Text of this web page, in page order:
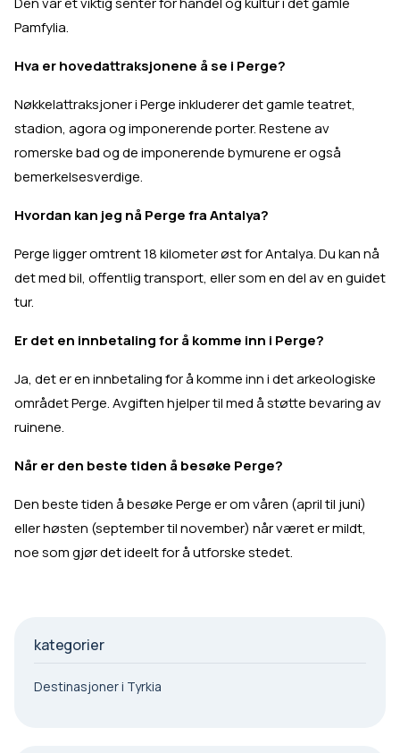
Pamfylia.
Hva er hovedattraksjonene å se i Perge?
Nøkkelattraksjoner i Perge inkluderer det gamle teatret,
stadion, agora og imponerende porter. Restene av
romerske bad og de imponerende bymurene er også
bemerkelsesverdige.
Hvordan kan jeg nå Perge fra Antalya?
Perge ligger omtrent 18 kilometer øst for Antalya. Du kan nå
det med bil, offentlig transport, eller som en del av en guidet
tur.
Er det en innbetaling for å komme inn i Perge?
Ja, det er en innbetaling for å komme inn i det arkeologiske
området Perge. Avgiften hjelper til med å støtte bevaring av
ruinene.
Når er den beste tiden å besøke Perge?
Den beste tiden å besøke Perge er om våren (april til juni)
eller høsten (september til november) når været er mildt,
noe som gjør det ideelt for å utforske stedet.
kategorier
Destinasjoner i Tyrkia